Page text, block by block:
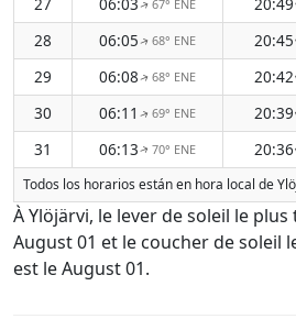
↑67° ENE
28
06:05↑68° ENE 20:45
29
06:08↑68° ENE 20:42
30
06:11 ↑69° ENE 20:39
31
06:13↑70° ENE 20:36
Todos los horarios están en hora local de
À Ylöjärvi, le lever de soleil le
August 01 et le coucher de soleil
est le August 01.